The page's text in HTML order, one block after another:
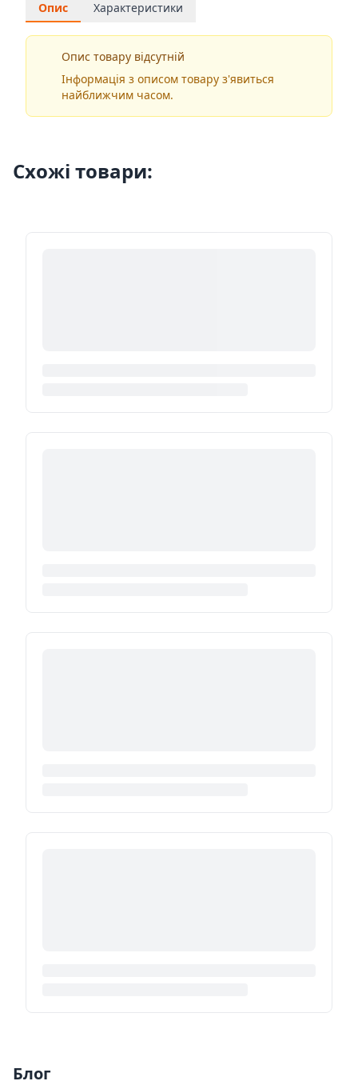
Опис Характеристики
Опис товару відсутній
Інформація з описом товару з'явиться
найближчим часом.
Схожі товари:
Блог